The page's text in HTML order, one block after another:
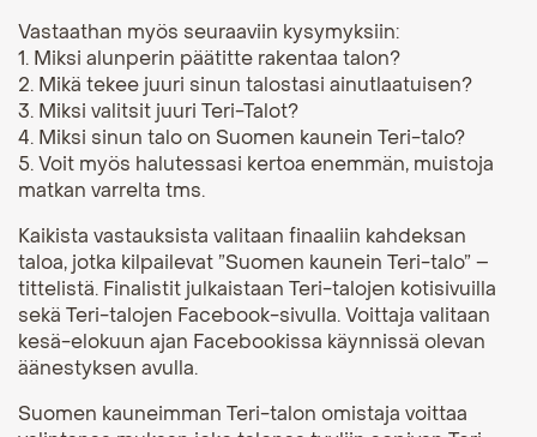
Vastaathan myös seuraaviin kysymyksiin:
1. Miksi alunperin päätitte rakentaa talon?
2. Mikä tekee juuri sinun talostasi ainutlaatuisen?
3. Miksi valitsit juuri Teri-Talot?
4. Miksi sinun talo on Suomen kaunein Teri-talo?
5. Voit myös halutessasi kertoa enemmän, muistoja
matkan varrelta tms.
Kaikista vastauksista valitaan finaaliin kahdeksan
taloa, jotka kilpailevat ”Suomen kaunein Teri-talo” –
tittelistä. Finalistit julkaistaan Teri-talojen kotisivuilla
sekä Teri-talojen Facebook-sivulla. Voittaja valitaan
kesä-elokuun ajan Facebookissa käynnissä olevan
äänestyksen avulla.
Suomen kauneimman Teri-talon omistaja voittaa